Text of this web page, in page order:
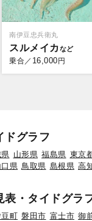
南伊豆忠兵衛丸
スルメイカ
乗合／ 16,000 円
ドグラフ
山形県 福島県 東京
口県 鳥取県 島根県 高
表・タイドグラ
町 磐田市 富士市 御